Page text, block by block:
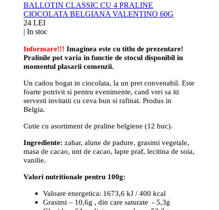
BALLOTIN CLASSIC CU 4 PRALINE
CIOCOLATA BELGIANA VALENTINO 60G
24 LEI
| In stoc
Informare!!! Imaginea este cu titlu de prezentare!
Pralinile pot varia in functie de stocul disponibil in
momentul plasarii comenzii.
Un cadou bogat in ciocolata, la un pret convenabil. Este
foarte potrivit si pentru evenimente, cand vrei sa iti
servesti invitatii cu ceva bun si rafinat. Produs in
Belgia.
Cutie cu asortiment de praline belgiene (12 buc).
Ingrediente: zahar, alune de padure, grasimi vegetale,
masa de cacao, unt de cacao, lapte praf, lecitina de soia,
vanilie.
Valori nutritionale pentru 100g:
Valoare energetica: 1673,6 kJ / 400 kcal
Grasimi – 10,6g , din care saturate - 5,3g